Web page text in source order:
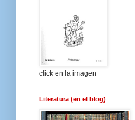
click en la imagen
Literatura (en el blog)